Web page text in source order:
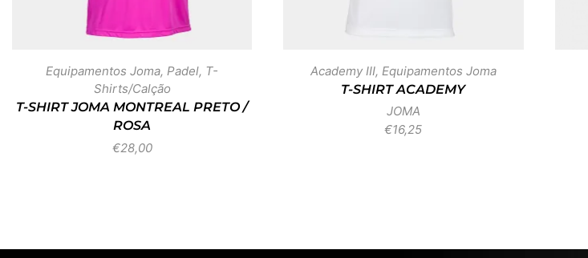
Equipamentos Joma,Padel, T-
Shirts/Calção
T-SHIRT JOMA MONTREAL PRETO /
ROSA
€28,00
Academy III, Equipamentos Joma
T-SHIRT ACADEMY
JOMA
€16,25